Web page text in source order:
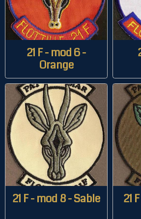
21 F - mod 6 -
Orange
21 F - mod 8 - Sable
21